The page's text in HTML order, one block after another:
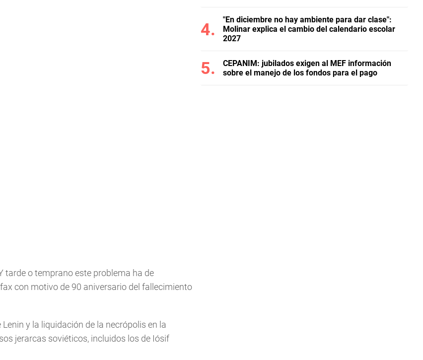
tarde o temprano este problema ha de
con motivo de 90 aniversario del fallecimiento
y la liquidación de la necrópolis en la
jerarcas soviéticos, incluidos los de Iósif
"En diciembre no hay ambiente para dar clase":
Molinar explica el cambio del calendario escolar
2027
CEPANIM: jubilados exigen al MEF información
sobre el manejo de los fondos para el pago